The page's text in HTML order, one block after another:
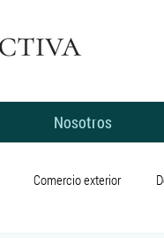
Nosotros
Comercio exterior